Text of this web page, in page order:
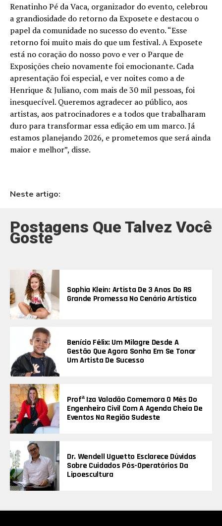
Renatinho Pé da Vaca, organizador do evento, celebrou
a grandiosidade do retorno da Exposete e destacou o
papel da comunidade no sucesso do evento. “Esse
retorno foi muito mais do que um festival. A Exposete
está no coração do nosso povo e ver o Parque de
Exposições cheio novamente foi emocionante. Cada
apresentação foi especial, e ver noites como a de
Henrique & Juliano, com mais de 30 mil pessoas, foi
inesquecível. Queremos agradecer ao público, aos
artistas, aos patrocinadores e a todos que trabalharam
duro para transformar essa edição em um marco. Já
estamos planejando 2026, e prometemos que será ainda
maior e melhor”, disse.
Neste artigo:
Postagens Que Talvez Você
Goste
Sophia Klein: Artista De 3 Anos Do RS
Grande Promessa No Cenário Artístico
Benício Félix: Um Milagre Desde A
Gestão Que Agora Sonha Em Se Tonar
Um Artista De Sucesso
Profª Iza Valadão Comemora O Mês Do
Engenheiro Civil Com A Agenda Cheia De
Eventos Na Região Sudeste
Dr. Wendell Uguetto Esclarece Dúvidas
Sobre Cuidados Pós-Operatórios Da
Lipoescultura